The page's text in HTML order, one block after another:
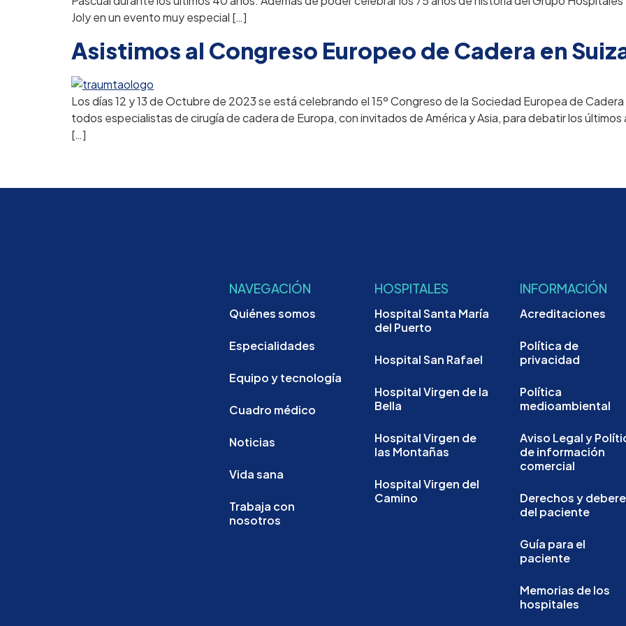
Joly en un evento muy especial […]
Asistimos al Congreso Europeo de Cadera en
Los días 12 y 13 de Octubre de 2023 se está celebrando el 15º Congreso de la Sociedad Europea de
todos especialistas de cirugía de cadera de Europa, con invitados de América y Asia, para debatir los
[…]
NAVEGACIÓN
Quiénes somos
Especialidades
Equipo y tecnología
Cuadro médico
Noticias
Vida sana
Trabaja con
nosotros
HOSPITALES
Hospital Santa María
del Puerto
Hospital San Rafael
Hospital Virgen de la
Bella
Hospital Virgen de
las Montañas
Hospital Virgen del
Camino
INFORMACIÓN
Acreditaciones
Política de
privacidad
Política
medioambiental
Aviso Legal y
de información
comercial
Derechos y
del paciente
Guía para el
paciente
Memorias de los
hospitales